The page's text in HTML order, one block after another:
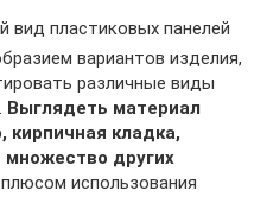
вид пластиковых панелей
вариантов изделия,
различные виды
Выглядеть материал
кирпичная кладка,
множество других
использования